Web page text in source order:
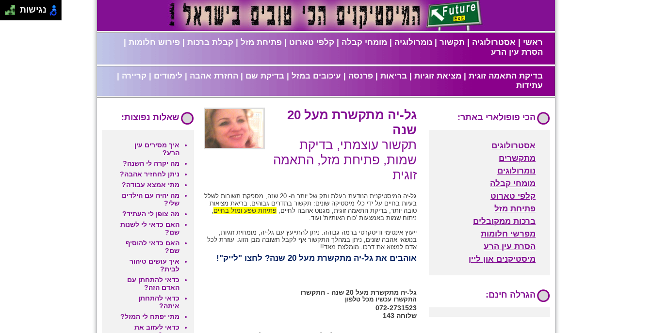
ראשי | אסטרולוגיה | תקשור | נומרולוגיה | מומחי קבלה | קלפי טארוט | פתיחת מזל | קבלת ברכות | פירוש חלומות |
הסרת עין הרע
בדיקת התאמה זוגית | מציאת זוגיות | בריאות | פרנסה | עיכובים במזל | בדיקת שם | החזרת אהבה | לימודים | קריירה |
עתידות
גל-יה מתקשרת מעל 20
שנה
תקשור עוצמתי, בדיקת
שמות, פתיחת מזל, התאמה
זוגית
גל-יה המיסטיקנית הנודעת בעלת ותק של יותר מ- 20 שנה, מספקת תשובות לשלל
בעיות בחיים על ידי כלי מיסטיקה שונים: תקשור בתדרים גבוהים, בריאת מציאות
טובה יותר, בדיקת התאמה זוגית, מגנוט אהבה לחיים, פתיחת שפע ומזל בחיים,
ניתוח שמות באמצעות 'כוח האותיות' ועוד.
ייעוץ אינטימי ודיסקרטי ברמה גבוהה. ניתן להתייעץ עם גל-יה, מומחית זוגיות,
בנושאי אהבה שונים, ניתן במהלך התקשור אף לקבל תשובה מבן הזוג. עוזרת לכל
אדם למצוא את דרכו. מומלצת מאד!!
אוהבים את גל-יה מתקשרת מעל 20 שנה? לחצו "לייק"!
גל-יה מתקשרת מעל 20 שנה - התקשרו
התקשרו עכשיו מכל טלפון
072-2731523
שלוחה 143
שאלות נפוצות:
איך מסירים עין
הרע?
מה יקרה לי השנה?
ניתן לחחזיר אהבה?
מתי אמצא עבודה?
מה יהיה עם הילדים
שלי?
מה צופן לי העתיד?
האם כדאי לי לשנות
שם?
האם כדאי להוסיף
שם?
איך עושים טיהור
לבית?
כדאי להתחתן עם
האדם הזה?
כדאי להתחתן
איתה?
מתי יפתח לי המזל?
כדאי לעזוב את
הכי פופולארי באתר:
אסטרולוגים
מתקשרים
נומרולוגים
מומחי קבלה
קלפי טארוט
פתיחת מזל
ברכות ממקובלים
מפרשי חלומות
הסרת עין הרע
מיסטיקנים און ליין
הגרלה חינם:
נגישות